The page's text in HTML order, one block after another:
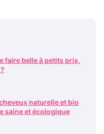
faire belle à petits prix,
naturelle et bio
saine et écologique